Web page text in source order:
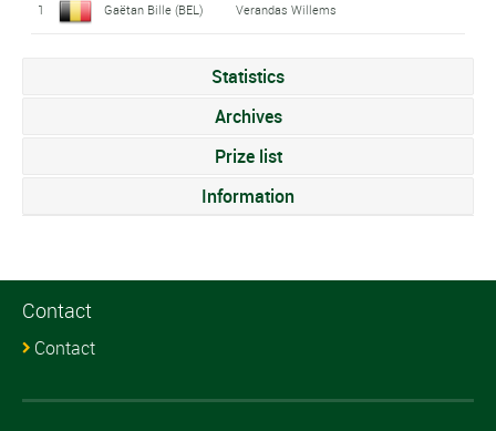
1 Gaëtan Bille (BEL) Verandas Willems
Statistics
Archives
Prize list
Information
Contact
Contact